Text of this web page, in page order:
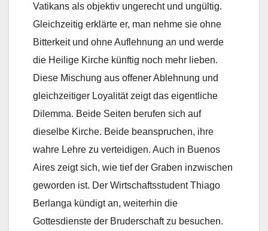
Vatikans als objektiv ungerecht und ungültig.
Gleichzeitig erklärte er, man nehme sie ohne
Bitterkeit und ohne Auflehnung an und werde
die Heilige Kirche künftig noch mehr lieben.
Diese Mischung aus offener Ablehnung und
gleichzeitiger Loyalität zeigt das eigentliche
Dilemma. Beide Seiten berufen sich auf
dieselbe Kirche. Beide beanspruchen, ihre
wahre Lehre zu verteidigen. Auch in Buenos
Aires zeigt sich, wie tief der Graben inzwischen
geworden ist. Der Wirtschaftsstudent Thiago
Berlanga kündigt an, weiterhin die
Gottesdienste der Bruderschaft zu besuchen.